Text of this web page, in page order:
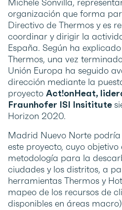
Michele Sonvilla,
organización que forma
Directivo de Thermos y es
coordinar y dirigir la
España. Según ha
Thermos, una vez
Unión Europa ha seguido
dirección mediante la
proyecto Act!onHeat,
Fraunhofer ISI Insititute
Horizon 2020.
Madrid Nuevo Norte
este proyecto, cuyo
metodología para la
ciudades y los distritos, a
herramientas Thermos y
mapeo de los recursos de
disponibles en áreas